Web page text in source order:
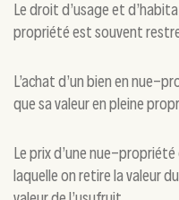
Le droit d’usage et
propriété est souvent
L’achat d’un bien en nue-
que sa valeur en pleine
Le prix d’une nue-propriété
laquelle on retire la valeur